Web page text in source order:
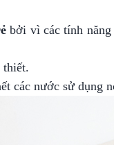
bởi vì các tính năng
thiết.
các nước sử dụng